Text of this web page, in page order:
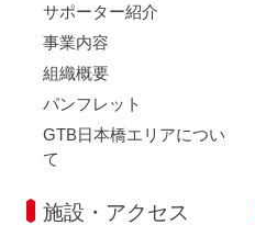
サポーター紹介
事業内容
組織概要
パンフレット
GTB日本橋エリアについ
て
施設・アクセス